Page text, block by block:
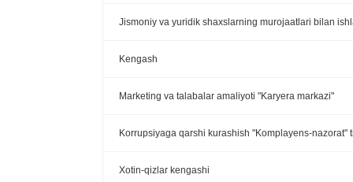
Jismoniy va yuridik shaxslarning murojaatlari bilan
Kengash
Marketing va talabalar amaliyoti "Karyera markazi"
Korrupsiyaga qarshi kurashish "Komplayens-nazorat"
Xotin-qizlar kengashi